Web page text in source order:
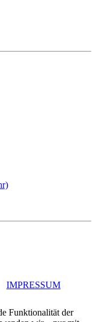
IMPRESSUM
Funktionalität der